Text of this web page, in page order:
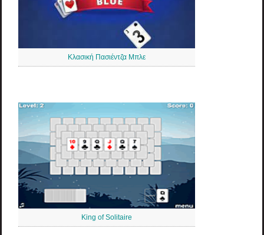
Κλασική Πασιέντζα Μπλε
King of Solitaire